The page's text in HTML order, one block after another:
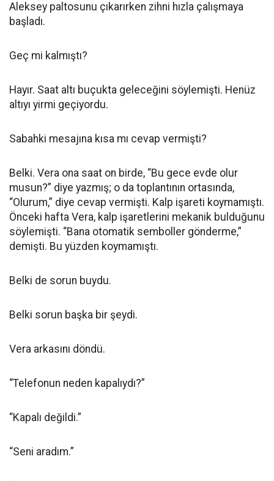
Aleksey paltosunu çıkarırken zihni hızla çalışmaya
başladı.
Geç mi kalmıştı?
Hayır. Saat altı buçukta geleceğini söylemişti. Henüz
altıyı yirmi geçiyordu.
Sabahki mesajına kısa mı cevap vermişti?
Belki. Vera ona saat on birde, “Bu gece evde olur
musun?” diye yazmış; o da toplantının ortasında,
“Olurum,” diye cevap vermişti. Kalp işareti koymamıştı.
Önceki hafta Vera, kalp işaretlerini mekanik bulduğunu
söylemişti. “Bana otomatik semboller gönderme,”
demişti. Bu yüzden koymamıştı.
Belki de sorun buydu.
Belki sorun başka bir şeydi.
Vera arkasını döndü.
“Telefonun neden kapalıydı?”
“Kapalı değildi.”
“Seni aradım.”